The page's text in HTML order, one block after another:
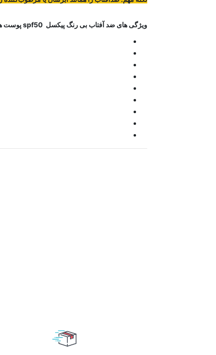
ویژگی های ضد آفتاب بی رنگ پیکسل spf50 پوست های خشک تا نرمال و حساس Pixxel